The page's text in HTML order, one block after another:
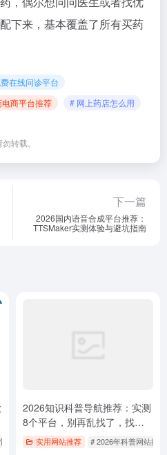
下来，基本覆盖了所有买药
在线问诊平台
商平台推荐 # 网上药店怎么用
转载。
下一篇
2026国内语音合成平台推荐：
TTSMaker实测体验与避坑指南
用 # 电视应用下载 # 电视应用推荐
2026知识科普导航推荐：实测
8个平台，别再乱找了，找资
料少踩坑
实用网站推荐 # 2026年科普网站排行